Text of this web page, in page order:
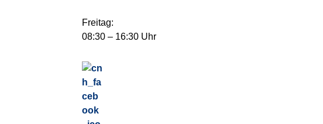
Freitag:
08:30 – 16:30 Uhr